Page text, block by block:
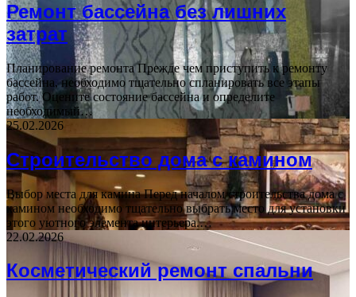
Ремонт бассейна без лишних
затрат
Планирование ремонта Прежде чем приступить к ремонту
бассейна, необходимо тщательно спланировать все этапы
работ. Оцените состояние бассейна и определите
необходимый…
25.02.2026
Строительство дома с камином
Выбор места для камина Перед началом строительства дома с
камином необходимо тщательно выбрать место для установки
этого уютного элемента интерьера.…
22.02.2026
Косметический ремонт спальни